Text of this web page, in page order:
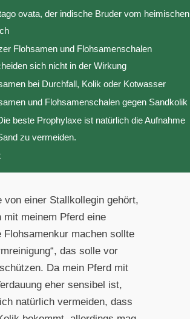
ovata, der indische Bruder vom heimischen
Flohsamen und Flohsamenschalen
sich nicht in der Wirkung
bei Durchfall, Kolik oder Kotwasser
und Flohsamenschalen gegen Sandkolik
beste Prophylaxe ist natürlich die Aufnahme
zu vermeiden.
von einer Stallkollegin gehört,
mit meinem Pferd eine
Flohsamenkur machen sollte
das solle vor
Da mein Pferd mit
eher sensibel ist,
natürlich vermeiden, dass